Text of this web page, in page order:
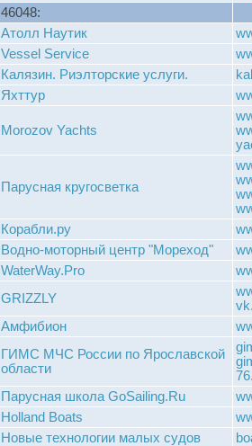
46048:
Атолл Наутик
Vessel Service
Калязин. Риэлторские услуги.
Яхттур
Morozov Yachts
Парусная кругосветка
Корабли.ру
Водно-моторный центр "Мореход"
WaterWay.Pro
GRIZZLY
Амфибион
ГИМС МЧС России по Ярославской
области
Парусная школа GoSailing.Ru
Holland Boats
Новые технологии малых судов